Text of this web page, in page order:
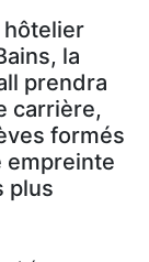
hôtelier
la
prendra
carrière,
formés
empreinte
plus